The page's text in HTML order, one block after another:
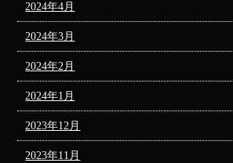
2024年4月
2024年3月
2024年2月
2024年1月
2023年12月
2023年11月